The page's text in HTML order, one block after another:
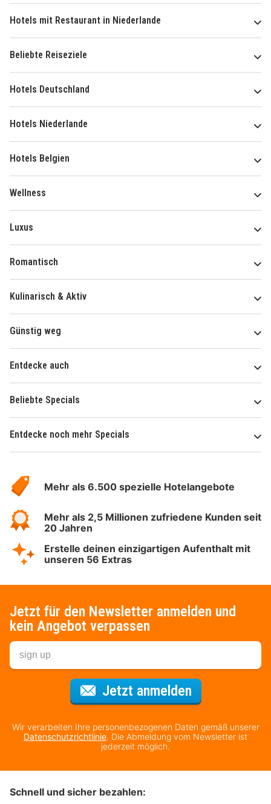
Hotels mit Restaurant in Niederlande
Beliebte Reiseziele
Hotels Deutschland
Hotels Niederlande
Hotels Belgien
Wellness
Luxus
Romantisch
Kulinarisch & Aktiv
Günstig weg
Entdecke auch
Beliebte Specials
Entdecke noch mehr Specials
Hotelspecials
Mehr als 6.500 spezielle Hotelangebote
Mehr als 2,5 Millionen zufriedene Kunden seit
20 Jahren
Erstelle deinen einzigartigen Aufenthalt mit
unseren 56 Extras
Jetzt für den Newsletter anmelden und
kein Angebot verpassen
Jetzt anmeldenFür den
Wir verarbeiten Ihre personenbezogenen Daten gemäß unserer
Datenschutzrichtlinie. Die Abmeldung vom Newsletter ist
jederzeit möglich.
Schnell und sicher bezahlen: